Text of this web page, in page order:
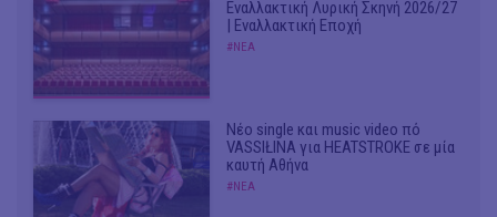
Εναλλακτική Λυρική Σκηνή 2026/27
| Εναλλακτική Εποχή
#ΝΕΑ
Νέο single και music video πό
VASSIŁINA για HEATSTROKE σε μία
καυτή Αθήνα
#ΝΕΑ